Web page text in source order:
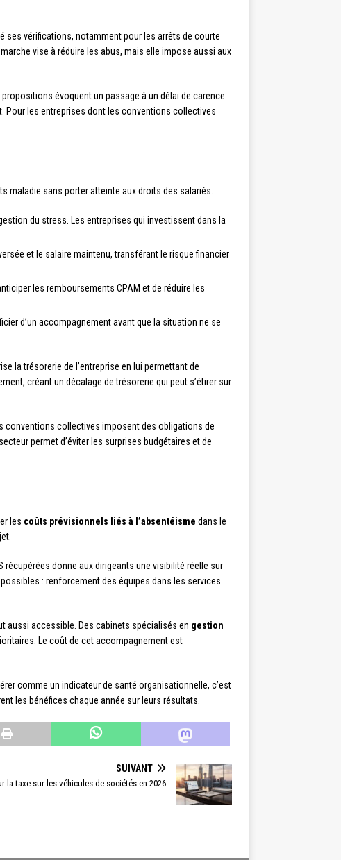
ses vérifications, notamment pour les arrêts de courte
vise à réduire les abus, mais elle impose aussi aux
évoquent un passage à un délai de carence
Pour les entreprises dont les conventions collectives
maladie sans porter atteinte aux droits des salariés.
du stress. Les entreprises qui investissent dans la
et le salaire maintenu, transférant le risque financier
les remboursements CPAM et de réduire les
d’un accompagnement avant que la situation ne se
la trésorerie de l’entreprise en lui permettant de
créant un décalage de trésorerie qui peut s’étirer sur
conventions collectives imposent des obligations de
permet d’éviter les surprises budgétaires et de
les coûts prévisionnels liés à l’absentéisme dans le
récupérées donne aux dirigeants une visibilité réelle sur
: renforcement des équipes dans les services
aussi accessible. Des cabinets spécialisés en gestion
Le coût de cet accompagnement est
comme un indicateur de santé organisationnelle, c’est
les bénéfices chaque année sur leurs résultats.
SUIVANT
la taxe sur les véhicules de sociétés en 2026